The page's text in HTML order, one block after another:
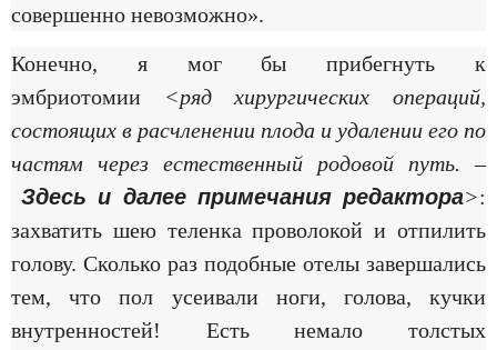
совершенно невозможно».
Конечно, я мог бы прибегнуть к
эмбриотомии
<ряд хирургических операций,
состоящих в расчленении плода и удалении его по
частям через естественный родовой путь. –
Здесь и далее примечания редактора>:
захватить шею теленка проволокой и отпилить
голову. Сколько раз подобные отелы завершались
тем, что пол усеивали ноги, голова, кучки
внутренностей! Есть немало толстых